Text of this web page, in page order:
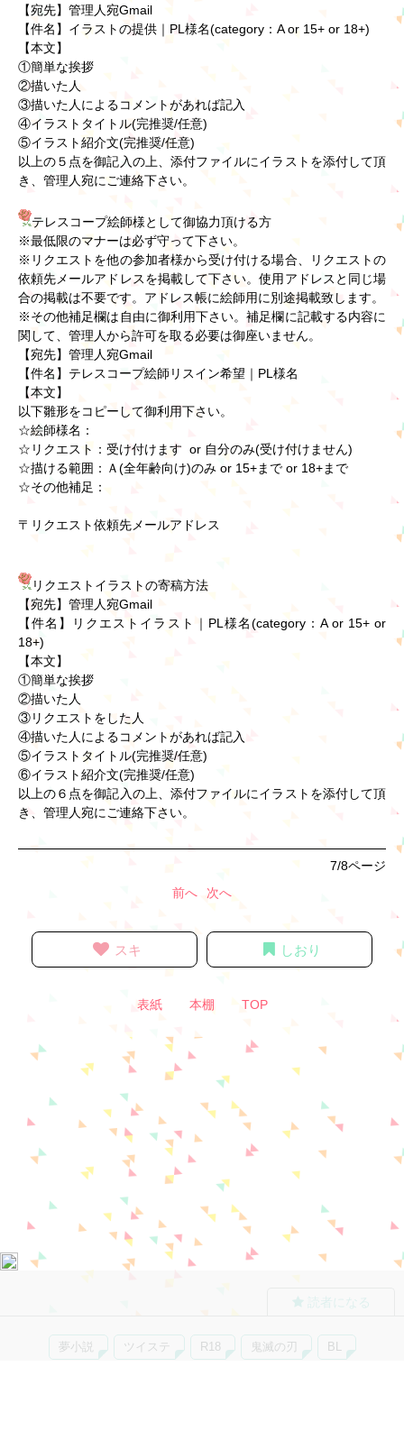
【宛先】管理人宛Gmail
【件名】イラストの提供｜PL様名(category：A or 15+ or 18+)
【本文】
①簡単な挨拶
②描いた人
③描いた人によるコメントがあれば記入
④イラストタイトル(完推奨/任意)
⑤イラスト紹介文(完推奨/任意)
以上の５点を御記入の上、添付ファイルにイラストを添付して頂
き、管理人宛にご連絡下さい。
テレスコープ絵師様として御協力頂ける方
※最低限のマナーは必ず守って下さい。
※リクエストを他の参加者様から受け付ける場合、リクエストの
依頼先メールアドレスを掲載して下さい。使用アドレスと同じ場
合の掲載は不要です。アドレス帳に絵師用に別途掲載致します。
※その他補足欄は自由に御利用下さい。補足欄に記載する内容に
関して、管理人から許可を取る必要は御座いません。
【宛先】管理人宛Gmail
【件名】テレスコープ絵師リスイン希望｜PL様名
【本文】
以下雛形をコピーして御利用下さい。
☆絵師様名：
☆リクエスト：受け付けます  or 自分のみ(受け付けません)
☆描ける範囲：Ａ(全年齢向け)のみ or 15+まで or 18+まで
☆その他補足：
〒リクエスト依頼先メールアドレス
リクエストイラストの寄稿方法
【宛先】管理人宛Gmail
【件名】リクエストイラスト｜PL様名(category：A or 15+ or
18+)
【本文】
①簡単な挨拶
②描いた人
③リクエストをした人
④描いた人によるコメントがあれば記入
⑤イラストタイトル(完推奨/任意)
⑥イラスト紹介文(完推奨/任意)
以上の６点を御記入の上、添付ファイルにイラストを添付して頂
き、管理人宛にご連絡下さい。
7/8ページ
前へ
次へ
スキ しおり
表紙 本棚 TOP
夢小説 ツイステ R18 鬼滅の刃 BL
読者になる